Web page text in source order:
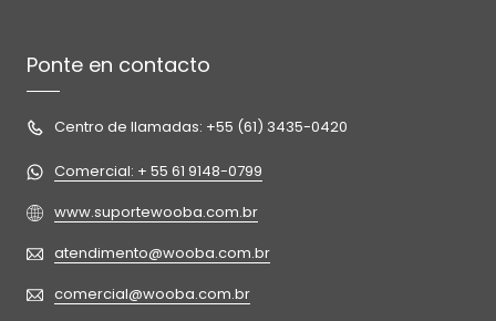
Ponte en contacto
Centro de llamadas: +55 (61) 3435-0420
Comercial: + 55 61 9148-0799
www.suportewooba.com.br
atendimento@wooba.com.br
comercial@wooba.com.br